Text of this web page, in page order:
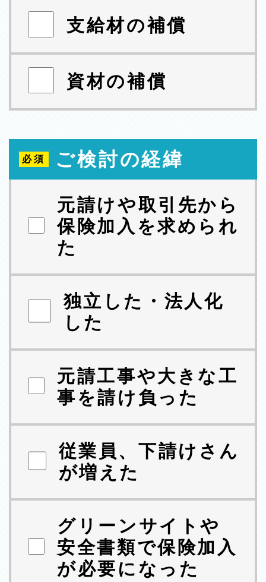
支給材の補償
資材の補償
ご検討の経緯
元請けや取引先から
保険加入を求められ
た
独立した・法人化
した
元請工事や大きな工
事を請け負った
従業員、下請けさん
が増えた
グリーンサイトや
安全書類で保険加入
が必要になった